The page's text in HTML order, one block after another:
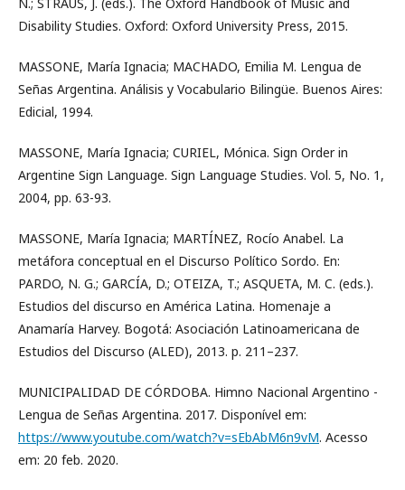
Disability Studies. Oxford: Oxford University Press, 2015.
MASSONE, María Ignacia; MACHADO, Emilia M. Lengua de
Señas Argentina. Análisis y Vocabulario Bilingüe. Buenos Aires:
Edicial, 1994.
MASSONE, María Ignacia; CURIEL, Mónica. Sign Order in
Argentine Sign Language. Sign Language Studies. Vol. 5, No. 1,
2004, pp. 63-93.
MASSONE, María Ignacia; MARTÍNEZ, Rocío Anabel. La
metáfora conceptual en el Discurso Político Sordo. En:
PARDO, N. G.; GARCÍA, D.; OTEIZA, T.; ASQUETA, M. C. (eds.).
Estudios del discurso en América Latina. Homenaje a
Anamaría Harvey. Bogotá: Asociación Latinoamericana de
Estudios del Discurso (ALED), 2013. p. 211–237.
MUNICIPALIDAD DE CÓRDOBA. Himno Nacional Argentino -
Lengua de Señas Argentina. 2017. Disponível em:
https://www.youtube.com/watch?v=sEbAbM6n9vM. Acesso
em: 20 feb. 2020.